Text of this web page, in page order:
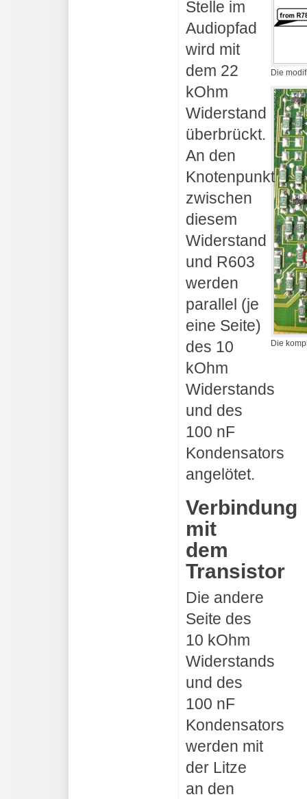
Die
Die
Stelle im
Audiopfad
wird mit
dem 22
kOhm
Widerstand
überbrückt.
An den
Knotenpunkt
zwischen
diesem
Widerstand
und R603
werden
parallel (je
eine Seite)
des 10
kOhm
Widerstands
und des
100 nF
Kondensators
angelötet.
Verbindung
mit
dem
Transistor
Die andere
Seite des
10 kOhm
Widerstands
und des
100 nF
Kondensators
werden mit
der Litze
an den